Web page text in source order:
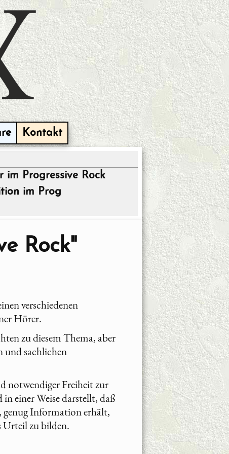
Kontakt
im Progressive Rock
im Prog
Rock"
verschiedenen
Hörer.
zu diesem Thema, aber
und sachlichen
notwendiger Freiheit zur
einer Weise darstellt, daß
genug Information erhält,
Urteil zu bilden.